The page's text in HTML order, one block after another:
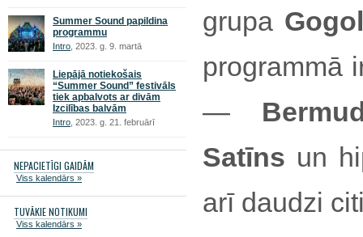
Summer Sound papildina
programmu
Intro , 2023. g. 9. martā
Liepājā notiekošais
“Summer Sound” festivāls
tiek apbalvots ar divām
Izcilības balvām
Intro , 2023. g. 21. februārī
NEPACIETĪGI GAIDĀM
Viss kalendārs »
TUVĀKIE NOTIKUMI
Viss kalendārs »
grupa
programmā
—
Satīns un
arī daudzi